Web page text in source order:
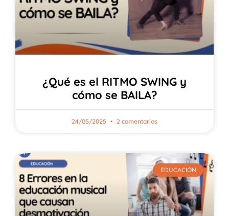
¿Qué es el RITMO SWING y
cómo se BAILA?
24/05/2025 2 comentarios
EDUCACIÓN